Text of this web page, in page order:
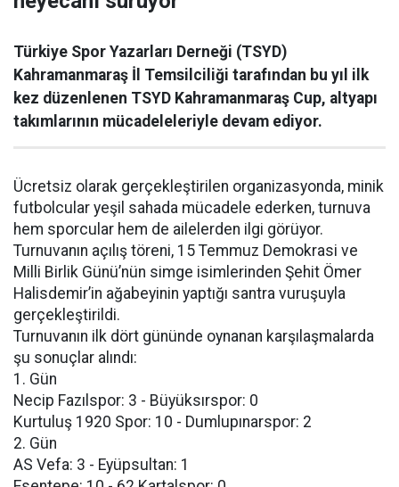
Türkiye Spor Yazarları Derneği (TSYD)
Kahramanmaraş İl Temsilciliği tarafından bu yıl ilk
kez düzenlenen TSYD Kahramanmaraş Cup, altyapı
takımlarının mücadeleleriyle devam ediyor.
Ücretsiz olarak gerçekleştirilen organizasyonda, minik
futbolcular yeşil sahada mücadele ederken, turnuva
hem sporcular hem de ailelerden ilgi görüyor.
Turnuvanın açılış töreni, 15 Temmuz Demokrasi ve
Milli Birlik Günü’nün simge isimlerinden Şehit Ömer
Halisdemir’in ağabeyinin yaptığı santra vuruşuyla
gerçekleştirildi.
Turnuvanın ilk dört gününde oynanan karşılaşmalarda
şu sonuçlar alındı:
1. Gün
Necip Fazılspor: 3 - Büyüksırspor: 0
Kurtuluş 1920 Spor: 10 - Dumlupınarspor: 2
2. Gün
AS Vefa: 3 - Eyüpsultan: 1